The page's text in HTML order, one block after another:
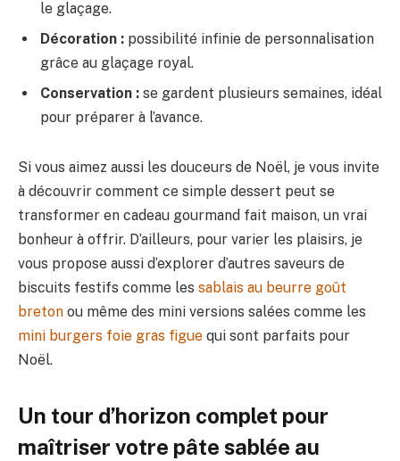
le glaçage.
Décoration : possibilité infinie de personnalisation
grâce au glaçage royal.
Conservation : se gardent plusieurs semaines, idéal
pour préparer à l’avance.
Si vous aimez aussi les douceurs de Noël, je vous invite
à découvrir comment ce simple dessert peut se
transformer en cadeau gourmand fait maison, un vrai
bonheur à offrir. D’ailleurs, pour varier les plaisirs, je
vous propose aussi d’explorer d’autres saveurs de
biscuits festifs comme les sablais au beurre goût
breton ou même des mini versions salées comme les
mini burgers foie gras figue qui sont parfaits pour
Noël.
Un tour d’horizon complet pour
maîtriser votre pâte sablée au